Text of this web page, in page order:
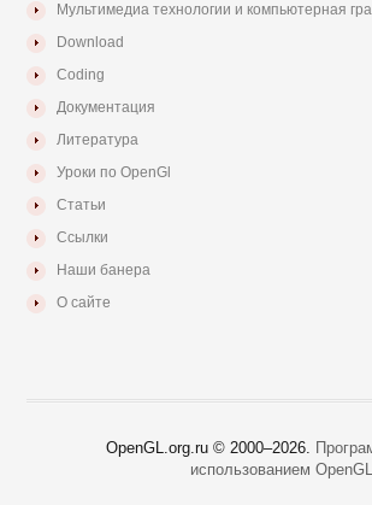
Мультимедиа технологии и компьютерная
Download
Coding
Документация
Литература
Уроки по OpenGl
Статьи
Ссылки
Наши банера
О сайте
OpenGL.org.ru © 2000–2026.
использованием OpenGL